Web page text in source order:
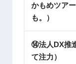
かもめツア
も。）
⑭法人DX推
て注力）